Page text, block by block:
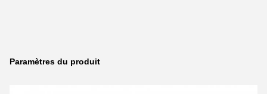
Paramètres du produit